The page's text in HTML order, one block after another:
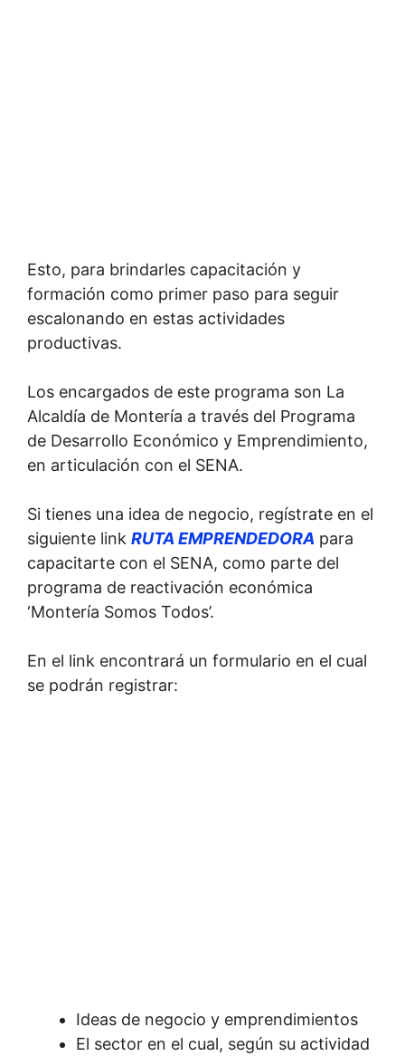
Esto, para brindarles capacitación y
formación como primer paso para seguir
escalonando en estas actividades
productivas.
Los encargados de este programa son La
Alcaldía de Montería a través del Programa
de Desarrollo Económico y Emprendimiento,
en articulación con el SENA.
Si tienes una idea de negocio, regístrate en el
siguiente link RUTA EMPRENDEDORA para
capacitarte con el SENA, como parte del
programa de reactivación económica
‘Montería Somos Todos’.
En el link encontrará un formulario en el cual
se podrán registrar:
Ideas de negocio y emprendimientos
El sector en el cual, según su actividad